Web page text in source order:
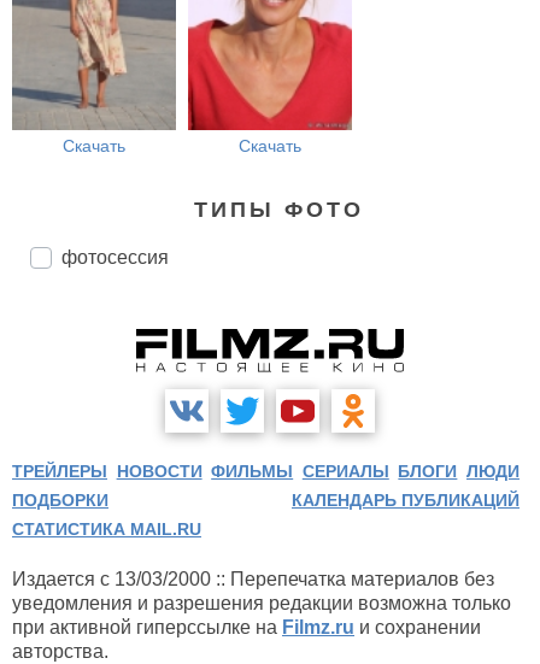
Скачать Скачать
ТИПЫ ФОТО
фотосессия
ТРЕЙЛЕРЫ НОВОСТИ ФИЛЬМЫ СЕРИАЛЫ БЛОГИ ЛЮДИ
ПОДБОРКИ
КАЛЕНДАРЬ ПУБЛИКАЦИЙ
СТАТИСТИКА MAIL.RU
Издается с 13/03/2000 :: Перепечатка материалов без
уведомления и разрешения редакции возможна только
при активной гиперссылке на Filmz.ru и сохранении
авторства.